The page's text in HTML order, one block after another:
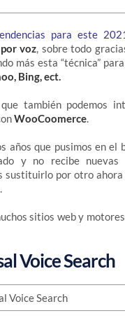
para este
voz, sobre todo
más esta “técnica” para
Bing, ect.
también podemos
WooCoomerce.
años que pusimos en el
y no recibe
sustituirlo por otro
sitios web y
Voice Search